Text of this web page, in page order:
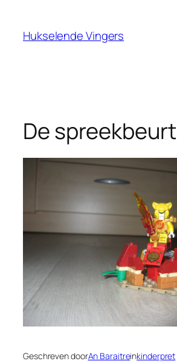
Hukselende Vingers
De spreekbeurt
Geschreven doorAn Baraitreinkinderpret